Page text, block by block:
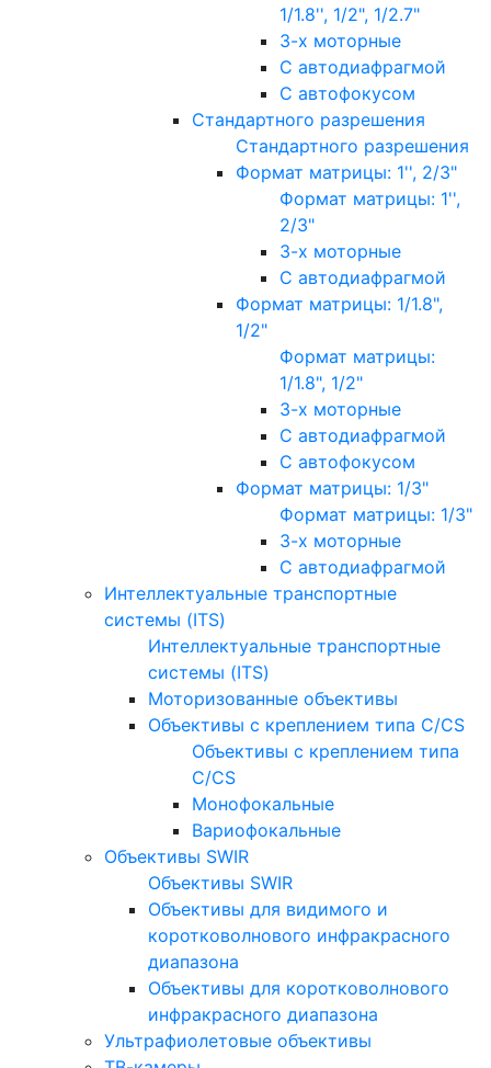
1/1.8'', 1/2", 1/2.7"
3-х моторные
С автодиафрагмой
С автофокусом
Стандартного разрешения
Стандартного разрешения
Формат матрицы: 1'', 2/3"
Формат матрицы: 1'',
2/3"
3-х моторные
С автодиафрагмой
Формат матрицы: 1/1.8",
1/2"
Формат матрицы:
1/1.8", 1/2"
3-х моторные
С автодиафрагмой
С автофокусом
Формат матрицы: 1/3"
Формат матрицы: 1/3"
3-х моторные
С автодиафрагмой
Интеллектуальные транспортные
системы (ITS)
Интеллектуальные транспортные
системы (ITS)
Моторизованные объективы
Объективы с креплением типа C/CS
Объективы с креплением типа
C/CS
Монофокальные
Вариофокальные
Объективы SWIR
Объективы SWIR
Объективы для видимого и
коротковолнового инфракрасного
диапазона
Объективы для коротковолнового
инфракрасного диапазона
Ультрафиолетовые объективы